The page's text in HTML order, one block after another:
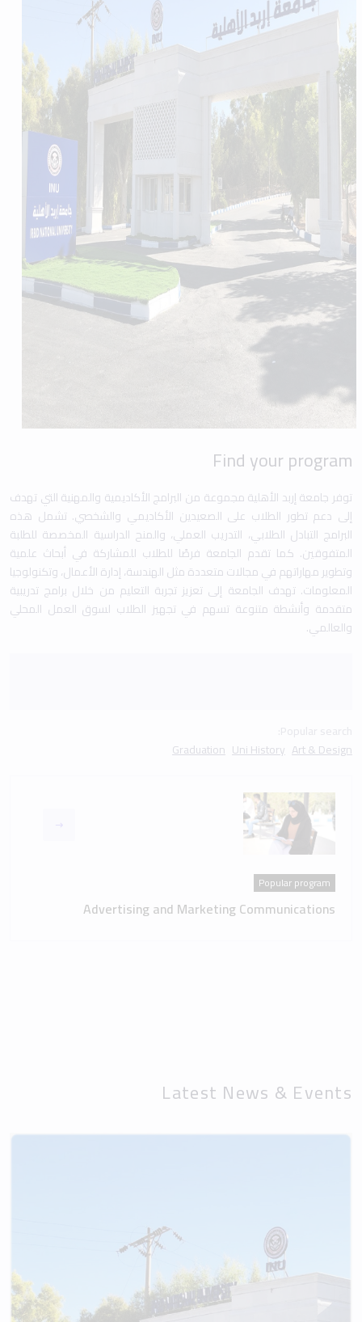
Find your program
توفر جامعة إربد الأهلية مجموعة من البرامج الأكاديمية والمهنية التي تهدف
إلى دعم تطور الطلاب على الصعيدين الأكاديمي والشخصي. تشمل هذه
البرامج التبادل الطلابي، التدريب العملي، والمنح الدراسية المخصصة للطلبة
المتفوقين. كما تقدم الجامعة فرصًا للطلاب للمشاركة في أبحاث علمية
وتطوير مهاراتهم في مجالات متعددة مثل الهندسة، إدارة الأعمال، وتكنولوجيا
المعلومات. تهدف الجامعة إلى تعزيز تجربة التعليم من خلال برامج تدريبية
متقدمة وأنشطة متنوعة تسهم في تجهيز الطلاب لسوق العمل المحلي
والعالمي.
Art & Design
Uni History
Graduation
Popular program
Advertising and Marketing Communications
Latest News & Events